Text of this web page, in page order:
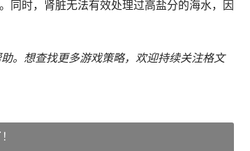
同时，肾脏无法有效处理过高盐分的海水，因
。 想查找更多游戏策略，欢迎持续关注格文